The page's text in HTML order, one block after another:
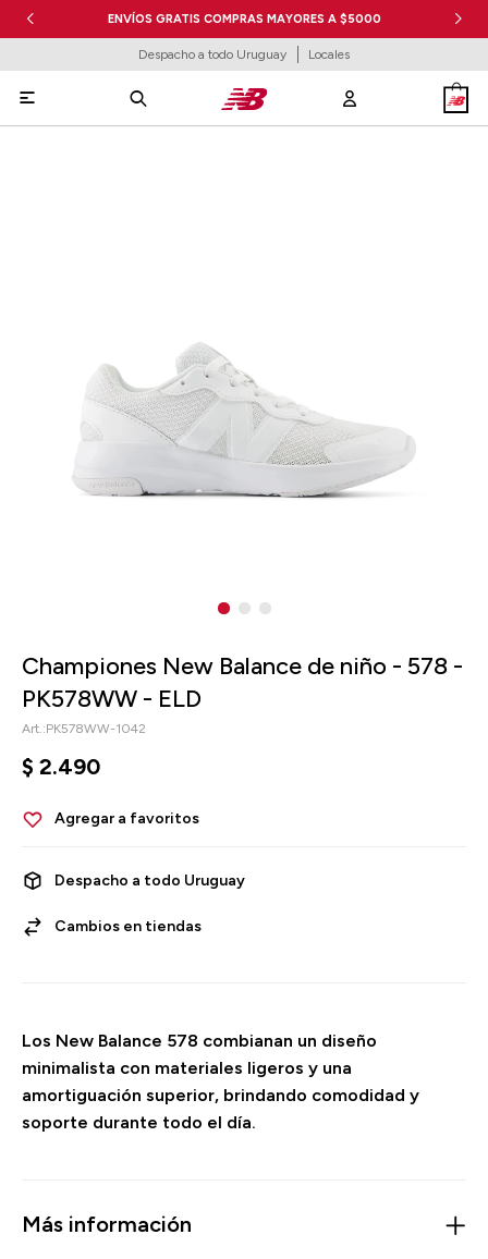
ENVÍOS GRATIS COMPRAS MAYORES A $5000
Despacho a todo Uruguay Locales

Championes New Balance de niño - 578 -
PK578WW - ELD
PK578WW-1042
$ 2.490
Despacho a todo Uruguay
Cambios en tiendas
Los New Balance 578 combianan un diseño
minimalista con materiales ligeros y una
amortiguación superior, brindando comodidad y
soporte durante todo el día.
Más información